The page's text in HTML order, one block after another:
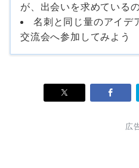
が、出会いを求めている
名刺と同じ量のアイデ
交流会へ参加してみよう
広